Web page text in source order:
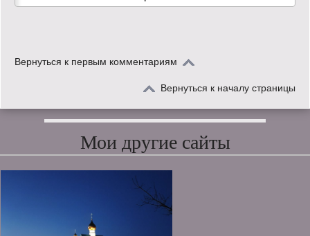
Вернуться к первым комментариям
Вернуться к началу страницы
Мои другие сайты